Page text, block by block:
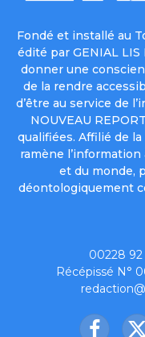
Fondé et installé au
édité par GENIAL
donner une
de la rendre
d’être au service de
NOUVEAU
qualifiées. Affilié de la
ramène
et du monde,
déontologiquement
00228 92
Récépissé N°